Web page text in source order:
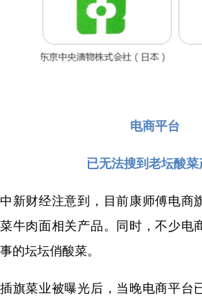
电商平台
已无法搜到老坛酸菜
中新财经注意到，目前康师傅电商
菜牛肉面相关产品。同时，不少电
事的坛坛俏酸菜。
插旗菜业被曝光后，当晚电商平台